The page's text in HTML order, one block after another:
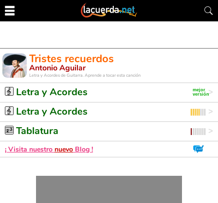
Tristes recuerdos
Antonio Aguilar
Letra y Acordes de Guitarra. Aprende a tocar esta canción
Letra y Acordes
Letra y Acordes
Tablatura
¡ Visita nuestro nuevo Blog !